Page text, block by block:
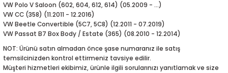
VW Polo V Saloon (602, 604, 612, 614) (05.2009 - ...)
VW CC (358) (11.2011 - 12.2016)
VW Beetle Convertible (5C7, 5C8) (12.2011 - 07.2019)
VW Passat B7 Box Body / Estate (365) (08.2010 - 12.2014)
NOT: Ürünü satın almadan önce şase numaranız ile satış
temsilcinizden kontrol ettirmeniz tavsiye edilir.
Müşteri hizmetleri ekibimiz, ürünle ilgili sorularınızı yanıtlamak ve size